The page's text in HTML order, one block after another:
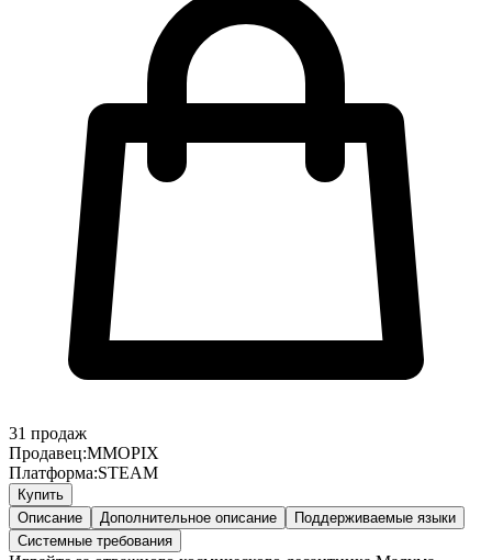
31 продаж
Продавец:MMOPIX
Платформа:STEAM
Купить
Описание
Дополнительное описание
Поддерживаемые языки
Системные требования